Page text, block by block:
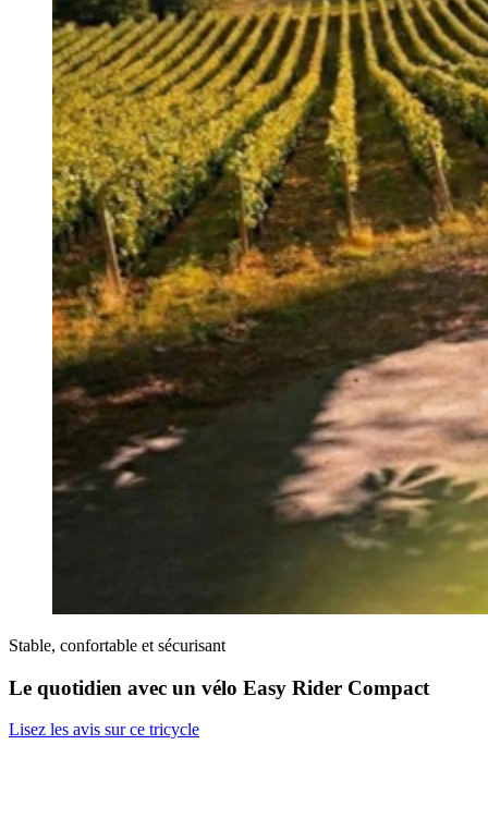
Stable, confortable et sécurisant
Le quotidien avec un vélo Easy Rider Compact
Lisez les avis sur ce tricycle